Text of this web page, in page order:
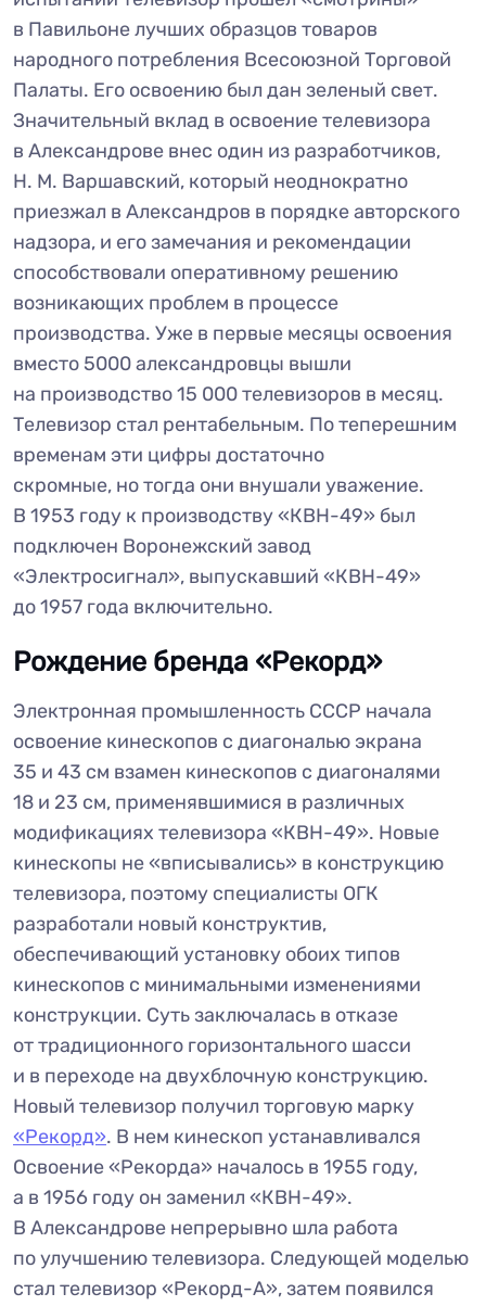
в Павильоне лучших образцов товаров
народного потребления Всесоюзной Торговой
Палаты. Его освоению был дан зеленый свет.
Значительный вклад в освоение телевизора
в Александрове внес один из разработчиков,
Н. М. Варшавский, который неоднократно
приезжал в Александров в порядке авторского
надзора, и его замечания и рекомендации
способствовали оперативному решению
возникающих проблем в процессе
производства. Уже в первые месяцы освоения
вместо 5000 александровцы вышли
на производство 15 000 телевизоров в месяц.
Телевизор стал рентабельным. По теперешним
временам эти цифры достаточно
скромные, но тогда они внушали уважение.
В 1953 году к производству «КВН-49» был
подключен Воронежский завод
«Электросигнал», выпускавший «КВН-49»
до 1957 года включительно.
Рождение бренда «Рекорд»
Электронная промышленность СССР начала
освоение кинескопов с диагональю экрана
35 и 43 см взамен кинескопов с диагоналями
18 и 23 см, применявшимися в различных
модификациях телевизора «КВН-49». Новые
кинескопы не «вписывались» в конструкцию
телевизора, поэтому специалисты ОГК
разработали новый конструктив,
обеспечивающий установку обоих типов
кинескопов с минимальными изменениями
конструкции. Суть заключалась в отказе
от традиционного горизонтального шасси
и в переходе на двухблочную конструкцию.
Новый телевизор получил торговую марку
«Рекорд». В нем кинескоп устанавливался
Освоение «Рекорда» началось в 1955 году,
а в 1956 году он заменил «КВН-49».
В Александрове непрерывно шла работа
по улучшению телевизора. Следующей моделью
стал телевизор «Рекорд-А», затем появился